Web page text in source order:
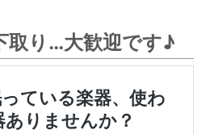
取り…大歓迎です♪